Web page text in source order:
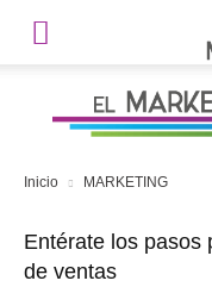
Inicio MARKETING
Entérate los pasos
de ventas